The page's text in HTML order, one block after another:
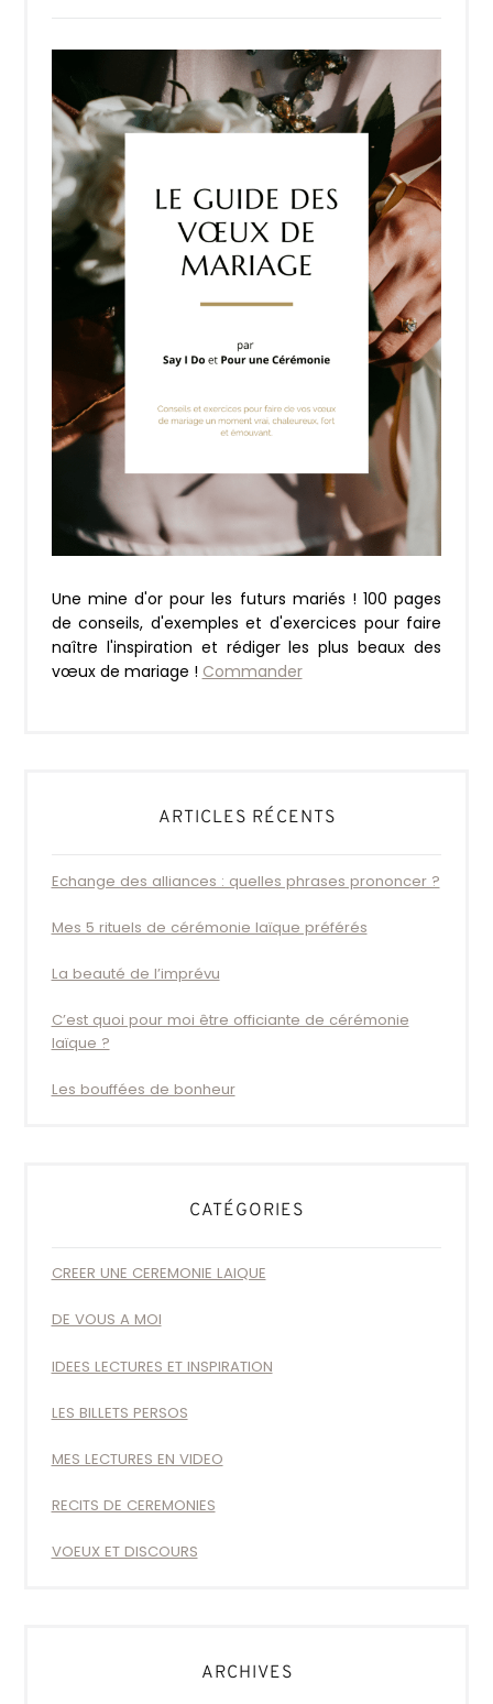
Une mine d'or pour les futurs mariés ! 100 pages
de conseils, d'exemples et d'exercices pour faire
naître l'inspiration et rédiger les plus beaux des
vœux de mariage ! Commander
ARTICLES RÉCENTS
Echange des alliances : quelles phrases prononcer ?
Mes 5 rituels de cérémonie laïque préférés
La beauté de l’imprévu
C’est quoi pour moi être officiante de cérémonie
laïque ?
Les bouffées de bonheur
CATÉGORIES
CREER UNE CEREMONIE LAIQUE
DE VOUS A MOI
IDEES LECTURES ET INSPIRATION
LES BILLETS PERSOS
MES LECTURES EN VIDEO
RECITS DE CEREMONIES
VOEUX ET DISCOURS
ARCHIVES